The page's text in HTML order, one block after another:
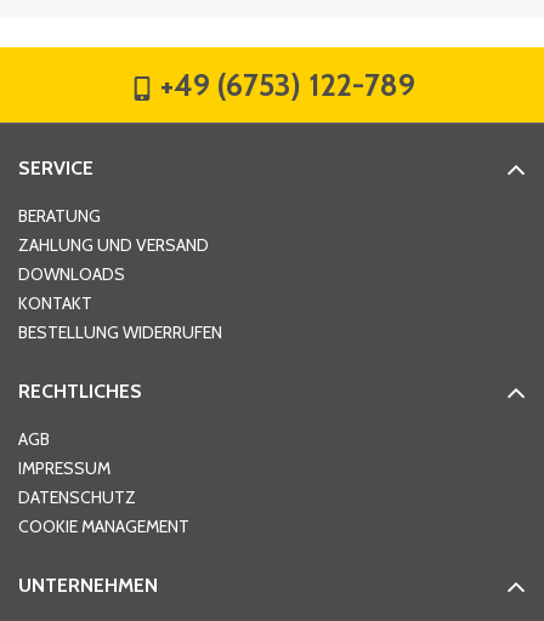
Hausnummer
Ort*
Telefon
+49 (6753) 122-789
SERVICE
BERATUNG
ZAHLUNG UND VERSAND
DOWNLOADS
KONTAKT
BESTELLUNG WIDERRUFEN
RECHTLICHES
AGB
IMPRESSUM
DATENSCHUTZ
COOKIE MANAGEMENT
UNTERNEHMEN